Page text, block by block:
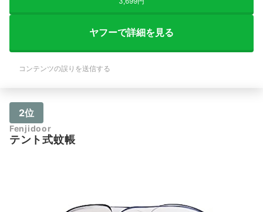
ヤフーで詳細を見る
コンテンツの誤りを送信する
2位
Fenjidoor
テント式蚊帳